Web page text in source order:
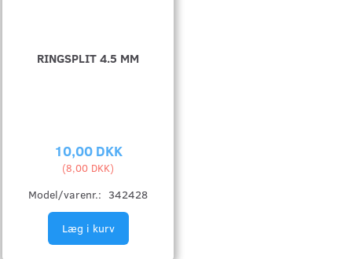
RINGSPLIT 4.5 MM
10,00 DKK
(8,00 DKK)
Model/varenr.: 342428
Læg i kurv